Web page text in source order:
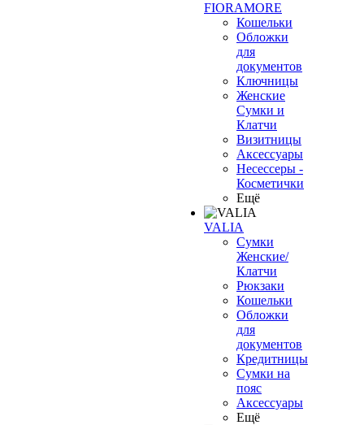
FIORAMORE
Кошельки
Обложки
для
документов
Ключницы
Женские
Сумки и
Клатчи
Визитницы
Аксессуары
Несессеры -
Косметички
Ещё
VALIA
Сумки
Женские/
Клатчи
Рюкзаки
Кошельки
Обложки
для
документов
Кредитницы
Сумки на
пояс
Аксессуары
Ещё